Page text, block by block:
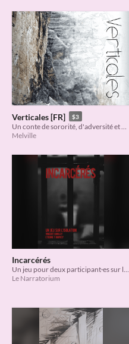
Verticales [FR] $3
Melville
Incarcérés
Un jeu pour deux participant·es sur l’isolation et l’emprisonnement.
Le Narratorium